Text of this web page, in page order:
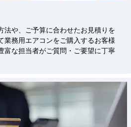
法や、ご予算に合わせたお見積りを
業務用エアコンをご購入するお客様
富な担当者がご質問・ご要望に丁寧